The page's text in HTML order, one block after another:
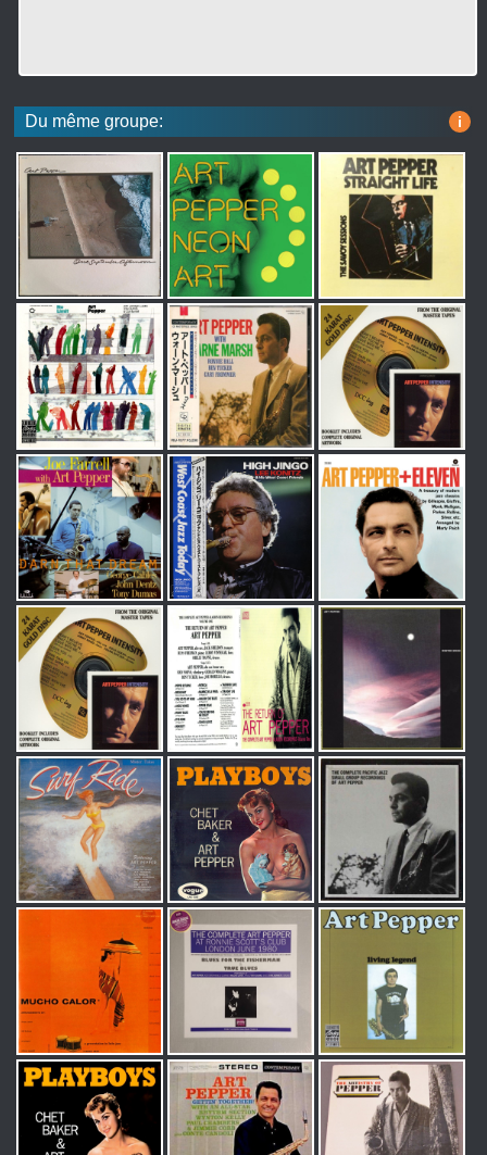
Du même groupe: i